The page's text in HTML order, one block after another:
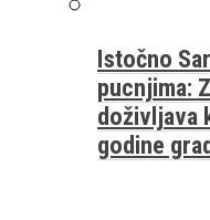
Istočno
pucnjima:
doživljava
godine